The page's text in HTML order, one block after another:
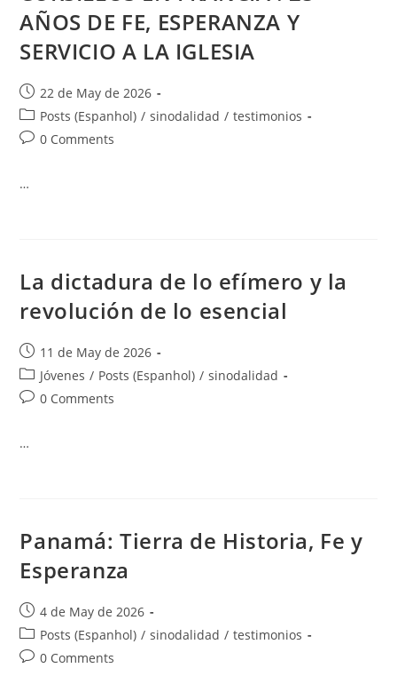
AÑOS DE FE, ESPERANZA Y
SERVICIO A LA IGLESIA
22 de May de 2026
Posts (Espanhol) / sinodalidad / testimonios
0 Comments
…
La dictadura de lo efímero y la
revolución de lo esencial
11 de May de 2026
Jóvenes / Posts (Espanhol) / sinodalidad
0 Comments
…
Panamá: Tierra de Historia, Fe y
Esperanza
4 de May de 2026
Posts (Espanhol) / sinodalidad / testimonios
0 Comments